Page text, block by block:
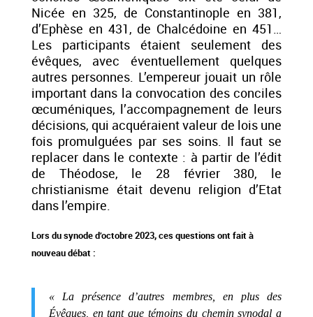
Nicée en 325, de Constantinople en 381,
d’Ephèse en 431, de Chalcédoine en 451…
Les participants étaient seulement des
évêques, avec éventuellement quelques
autres personnes. L’empereur jouait un rôle
important dans la convocation des conciles
œcuméniques, l’accompagnement de leurs
décisions, qui acquéraient valeur de lois une
fois promulguées par ses soins. Il faut se
replacer dans le contexte : à partir de l’édit
de Théodose, le 28 février 380, le
christianisme était devenu religion d’Etat
dans l’empire.
Lors du synode d’octobre 2023, ces questions ont fait à
nouveau débat :
« La présence d’autres membres, en plus des
Évêques, en tant que témoins du chemin synodal a